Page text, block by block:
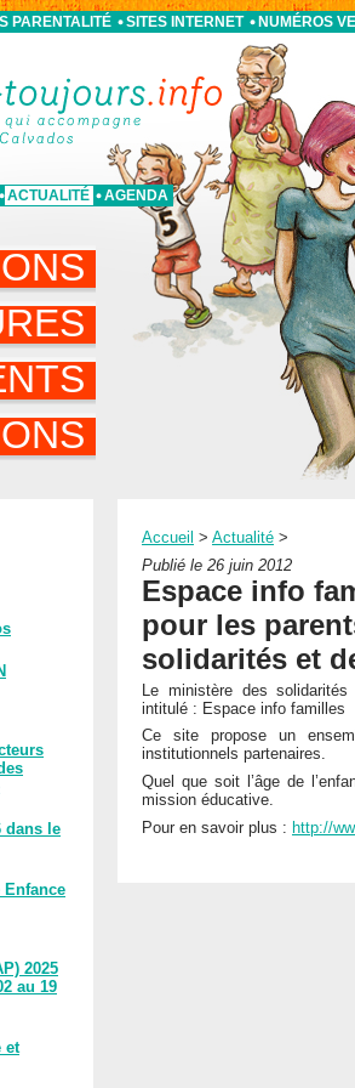
ACTUALITÉ AGENDA
PARENTALITÉ SITES INTERNET NUMÉROS
dans le
Enfance
2025
au 19
et
Accueil > Actualité >
Publié le 26 juin 2012
Espace info
pour les
solidarités et
Le ministère des
intitulé : Espace info familles
Ce site propose un
institutionnels partenaires.
Quel que soit l’âge de
mission éducative.
Pour en savoir plus : http://